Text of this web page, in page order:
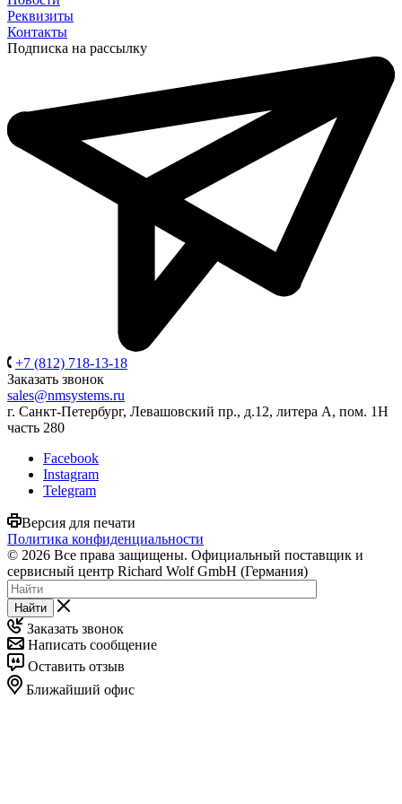
Реквизиты
Контакты
Подписка на рассылку
+7 (812) 718-13-18
Заказать звонок
sales@nmsystems.ru
г. Санкт-Петербург, Левашовский пр., д.12, литера А, пом. 1Н
часть 280
Facebook
Instagram
Telegram
Версия для печати
Политика конфиденциальности
© 2026 Все права защищены. Официальный поставщик и
сервисный центр Richard Wolf GmbH (Германия)
Найти
Заказать звонок
Написать сообщение
Оставить отзыв
Ближайший офис